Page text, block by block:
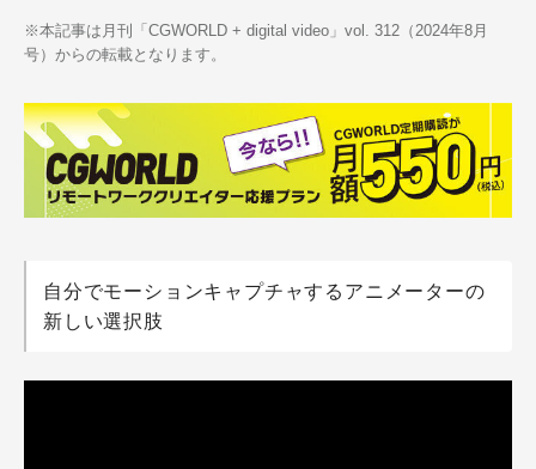
※本記事は月刊「CGWORLD + digital video」vol. 312（2024年8月
号）からの転載となります。
自分でモーションキャプチャするアニメーターの
新しい選択肢